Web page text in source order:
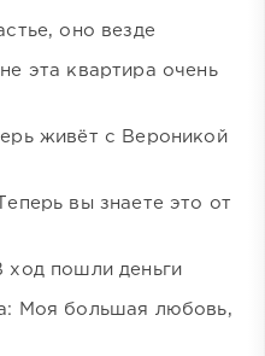
оно везде
эта квартира очень
живёт с Вероникой
вы знаете это от
пошли деньги
Моя большая любовь,